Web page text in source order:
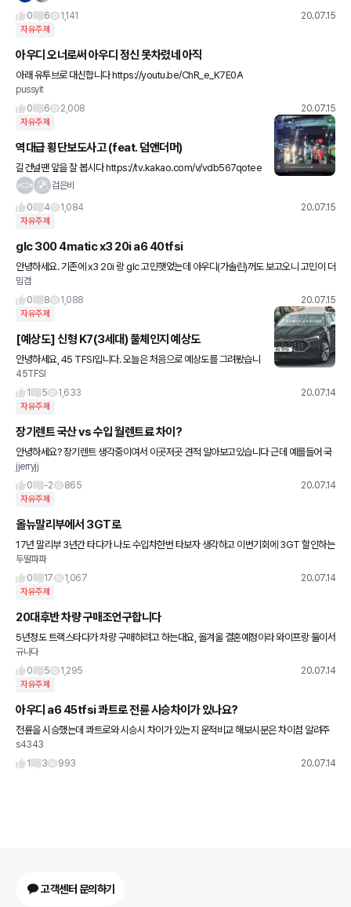
0
6 1,141 20.07.15
자유주제
아우디 오너로써 아우디 정신 못차렸네 아직
아래 유투브로 대신합니다 https://youtu.be/ChR_e_K7E0A
pussyit
0
6 2,008 20.07.15
자유주제
역대급 횡단보도사고 (feat. 덤앤더머)
길건널땐 앞을 잘 봅시다 https://tv.kakao.com/v/vdb567qotee
O8hutFQOuqt7@my
검은비
0
4 1,084 20.07.15
자유주제
glc 300 4matic x3 20i a6 40tfsi
안녕하세요. 기존에 x3 20i 랑 glc 고민햇었는데 아우디(가솔린)꺼도 보고오니 고민이 더
해지네요.. 옵션이나 성능면에선 아우디인데 시동꺼짐. 물고임 등등을 생각하면 x3이고
네임벨류,디자인,
밈겸
0
8 1,088 20.07.15
자유주제
[예상도] 신형 K7(3세대) 풀체인지 예상도
안녕하세요, 45 TFSI입니다. 오늘은 처음으로 예상도를 그려봤습니
다. 바로 새로 나올 3세대 K7이 그것인데요, 그릴 윤곽이랑 등화류만
소소하게 칠해본거라 실차는 많이 다를 수 있습니다. (
45TFSI
1
5 1,633 20.07.14
자유주제
장기렌트 국산 vs 수입 월렌트료 차이?
안녕하세요? 장기렌트 생각중이여서 이곳저곳 견적 알아보고있습니다 근데 예를들어 국
산차든 수입차든 비슷한 차값(7천만원)인데 월렌탈료가 차이나는건 보험료나 차량잔존
가치 차이가 있어서 월렌트료가 차이가
jjerryjj
0
-2 865 20.07.14
자유주제
올뉴말리부에서 3GT로
17년 말리부 3년간 타다가 나도 수입차한번 타보자 생각하고 이번기회에 3GT 할인하는
거 보고 계약을 하고나서 말리부보다 차가 작으니 이런저런 생각이 드네요 이제 내일이면
업자손에 넘어가니 더 그런
두딸파파
0
17 1,067 20.07.14
자유주제
20대후반 차량 구매조언구합니다
5년정도 트랙스타다가 차량 구매하려고 하는대요, 올겨울 결혼예정이라 와이프랑 둘이서
탈 차량 고민하고 있습니다. 그렇게 고속주행을 즐기지는 않는 성향이라 audi A4 40 tfsi
와 g70 페
규나다
0
5 1,295 20.07.14
자유주제
아우디 a6 45tfsi 콰트로 전륜 시승차이가 있나요?
전륜을 시승했는데 콰트로와 시승시 차이가 있는지 운적비교 해보시분은 차이점 알려주
세요 ~~~
s4343
1
3 993 20.07.14
고객센터 문의하기